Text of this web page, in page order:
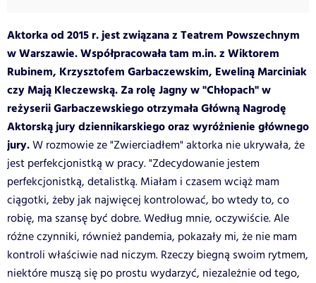
Aktorka od 2015 r. jest związana z Teatrem Powszechnym
w Warszawie. Współpracowała tam m.in. z Wiktorem
Rubinem, Krzysztofem Garbaczewskim, Eweliną Marciniak
czy Mają Kleczewską. Za rolę Jagny w "Chłopach" w
reżyserii Garbaczewskiego otrzymała Główną Nagrodę
Aktorską jury dziennikarskiego oraz wyróżnienie głównego
jury.W rozmowie ze "Zwierciadłem" aktorka nie ukrywała, że
jest perfekcjonistką w pracy. "Zdecydowanie jestem
perfekcjonistką, detalistką. Miałam i czasem wciąż mam
ciągotki, żeby jak najwięcej kontrolować, bo wtedy to, co
robię, ma szansę być dobre. Według mnie, oczywiście. Ale
różne czynniki, również pandemia, pokazały mi, że nie mam
kontroli właściwie nad niczym. Rzeczy biegną swoim rytmem,
niektóre muszą się po prostu wydarzyć, niezależnie od tego,